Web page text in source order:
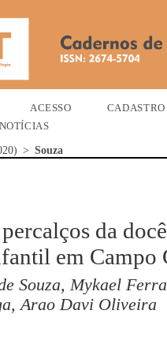
ACESSO
CADASTRO
NOTÍCIAS
> Souza
da
em Campo
Souza, Mykael
Arao Davi Oliveira